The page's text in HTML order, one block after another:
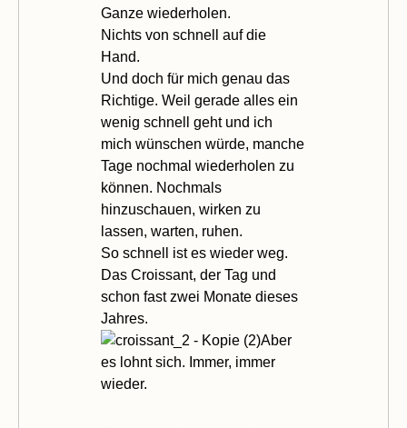
Ganze wiederholen.
Nichts von schnell auf die
Hand.
Und doch für mich genau das
Richtige. Weil gerade alles ein
wenig schnell geht und ich
mich wünschen würde, manche
Tage nochmal wiederholen zu
können. Nochmals
hinzuschauen, wirken zu
lassen, warten, ruhen.
So schnell ist es wieder weg.
Das Croissant, der Tag und
schon fast zwei Monate dieses
Jahres.
Aber
es lohnt sich. Immer, immer
wieder.